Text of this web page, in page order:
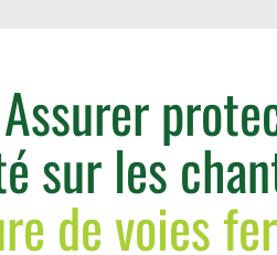
Assurer
sur les
de voies